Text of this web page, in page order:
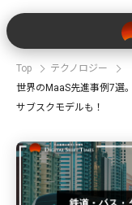
Top
テクノロジー
世界のMaaS先進事例7選
サブスクモデルも！